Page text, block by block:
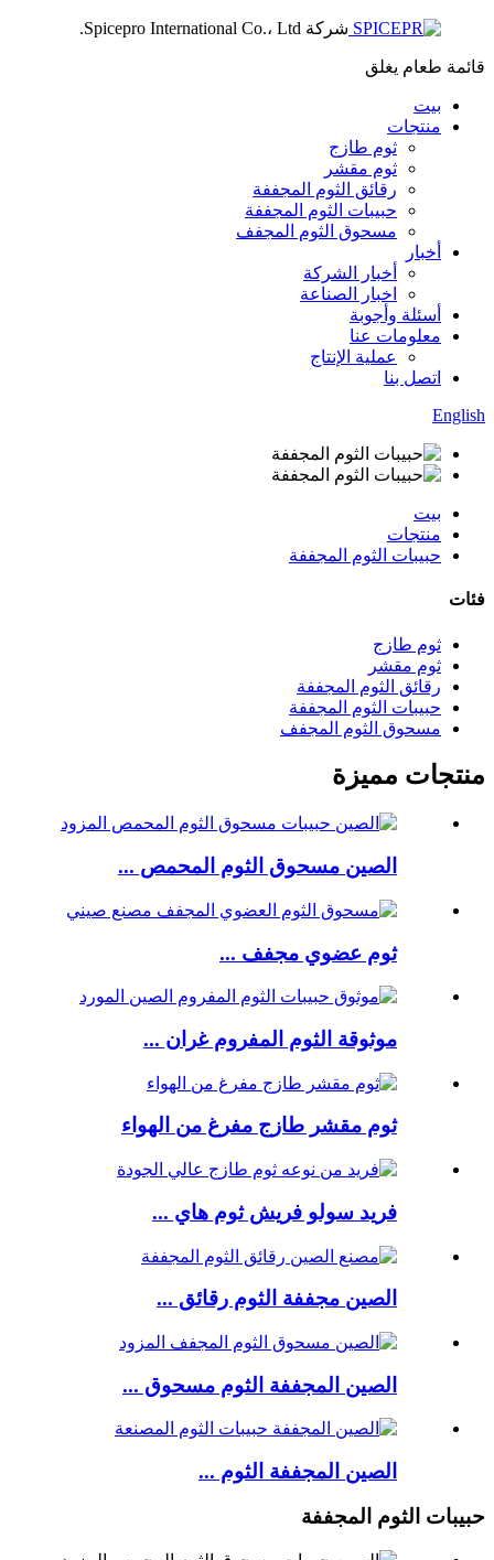
شركة Spicepro International Co.، Ltd.
قائمة طعام يغلق
بيت
منتجات
ثوم طازج
ثوم مقشر
رقائق الثوم المجففة
حبيبات الثوم المجففة
مسحوق الثوم المجفف
أخبار
أخبار الشركة
اخبار الصناعة
أسئلة وأجوبة
معلومات عنا
عملية الإنتاج
اتصل بنا
English
بيت
منتجات
حبيبات الثوم المجففة
فئات
ثوم طازج
ثوم مقشر
رقائق الثوم المجففة
حبيبات الثوم المجففة
مسحوق الثوم المجفف
منتجات مميزة
الصين مسحوق الثوم المحمص ...
ثوم عضوي مجفف ...
موثوقة الثوم المفروم غران ...
ثوم مقشر طازج مفرغ من الهواء
فريد سولو فريش ثوم هاي ...
الصين مجففة الثوم رقائق ...
الصين المجففة الثوم مسحوق ...
الصين المجففة الثوم ...
حبيبات الثوم المجففة